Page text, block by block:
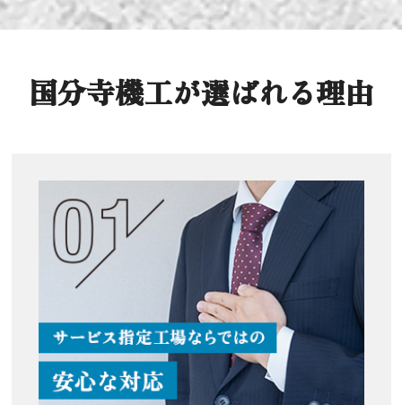
国分寺機工が選ばれる理由